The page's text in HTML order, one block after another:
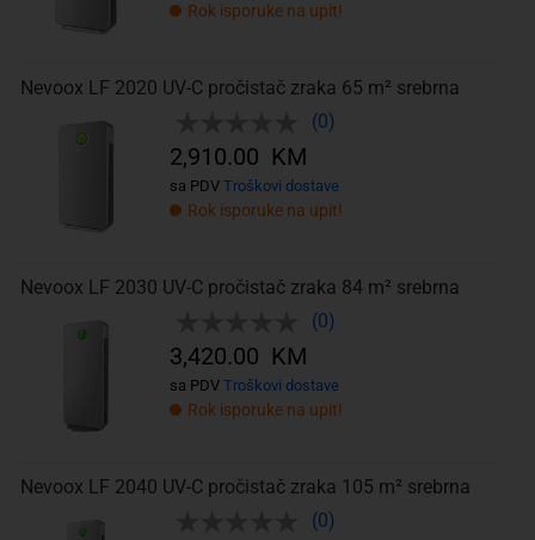
Rok isporuke na upit!
Nevoox LF 2020 UV-C pročistač zraka 65 m² srebrna
(0)
Rok isporuke na upit!
2,910.00 KM
sa PDV Troškovi dostave
Nevoox LF 2030 UV-C pročistač zraka 84 m² srebrna
(0)
Rok isporuke na upit!
3,420.00 KM
sa PDV Troškovi dostave
Nevoox LF 2040 UV-C pročistač zraka 105 m² srebrna
(0)